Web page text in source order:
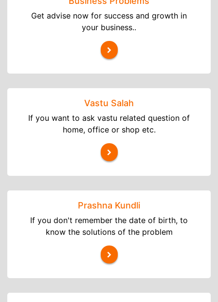
Get advise now for success and growth in
your business..
Vastu Salah
If you want to ask vastu related question of
home, office or shop etc.
Prashna Kundli
If you don't remember the date of birth, to
know the solutions of the problem